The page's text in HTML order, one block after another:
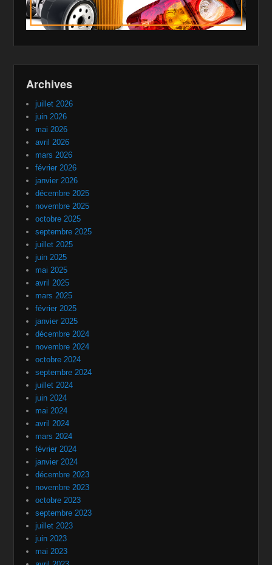
Archives
juillet 2026
juin 2026
mai 2026
avril 2026
mars 2026
février 2026
janvier 2026
décembre 2025
novembre 2025
octobre 2025
septembre 2025
juillet 2025
juin 2025
mai 2025
avril 2025
mars 2025
février 2025
janvier 2025
décembre 2024
novembre 2024
octobre 2024
septembre 2024
juillet 2024
juin 2024
mai 2024
avril 2024
mars 2024
février 2024
janvier 2024
décembre 2023
novembre 2023
octobre 2023
septembre 2023
juillet 2023
juin 2023
mai 2023